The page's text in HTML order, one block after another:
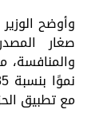
وأوضح
صغار
والمنافسة،
مع تطبيق